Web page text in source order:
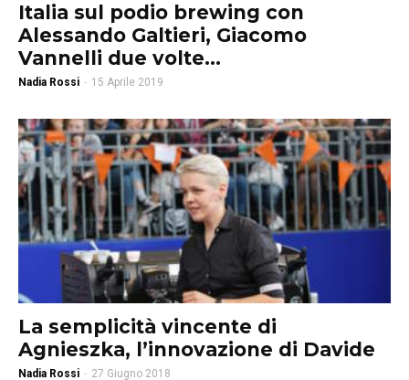
Italia sul podio brewing con
Alessando Galtieri, Giacomo
Vannelli due volte...
Nadia Rossi - 15 Aprile 2019
La semplicità vincente di
Agnieszka, l’innovazione di Davide
Nadia Rossi - 27 Giugno 2018